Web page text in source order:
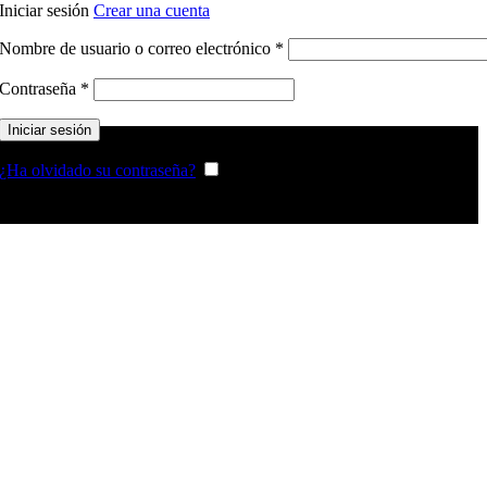
Iniciar sesión Crear una cuenta
Nombre de usuario o correo electrónico *
Contraseña *
Iniciar sesión
¿Ha olvidado su contraseña?